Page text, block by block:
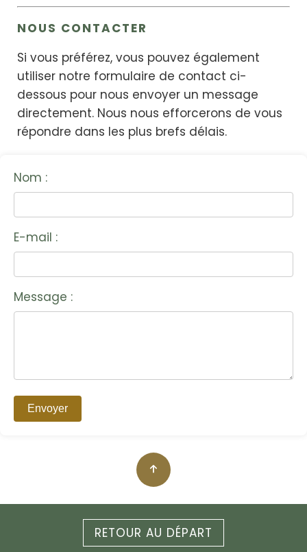
NOUS CONTACTER
Si vous préférez, vous pouvez également
utiliser notre formulaire de contact ci-
dessous pour nous envoyer un message
directement. Nous nous efforcerons de vous
répondre dans les plus brefs délais.
Nom :
E-mail :
Message :
RETOUR AU DÉPART